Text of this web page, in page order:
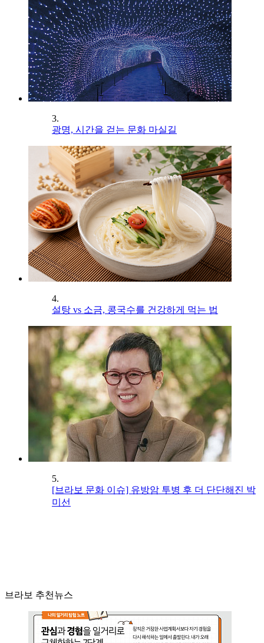
3.
광명, 시간을 걷는 문화 마실길
4.
설탕 vs 소금, 콩국수를 건강하게 먹는 법
5.
[브라보 문화 이슈] 유방암 투병 후 더 단단해진 박
미선
브라보 추천뉴스